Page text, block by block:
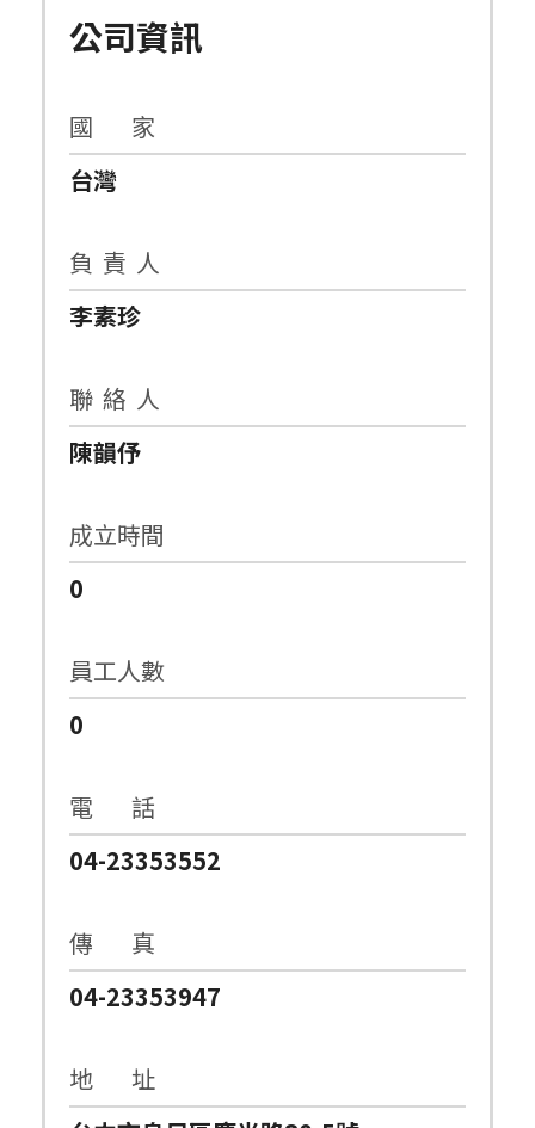
公司資訊
國 家
台灣
負 責 人
李素珍
聯 絡 人
陳韻伃
成立時間
0
員工人數
0
電 話
04-23353552
傳 真
04-23353947
地 址